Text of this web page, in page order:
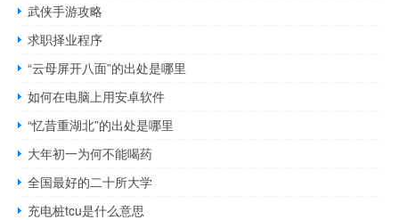
武侠手游攻略
求职择业程序
“云母屏开八面”的出处是哪里
如何在电脑上用安卓软件
“忆昔重湖北”的出处是哪里
大年初一为何不能喝药
全国最好的二十所大学
充电桩tcu是什么意思